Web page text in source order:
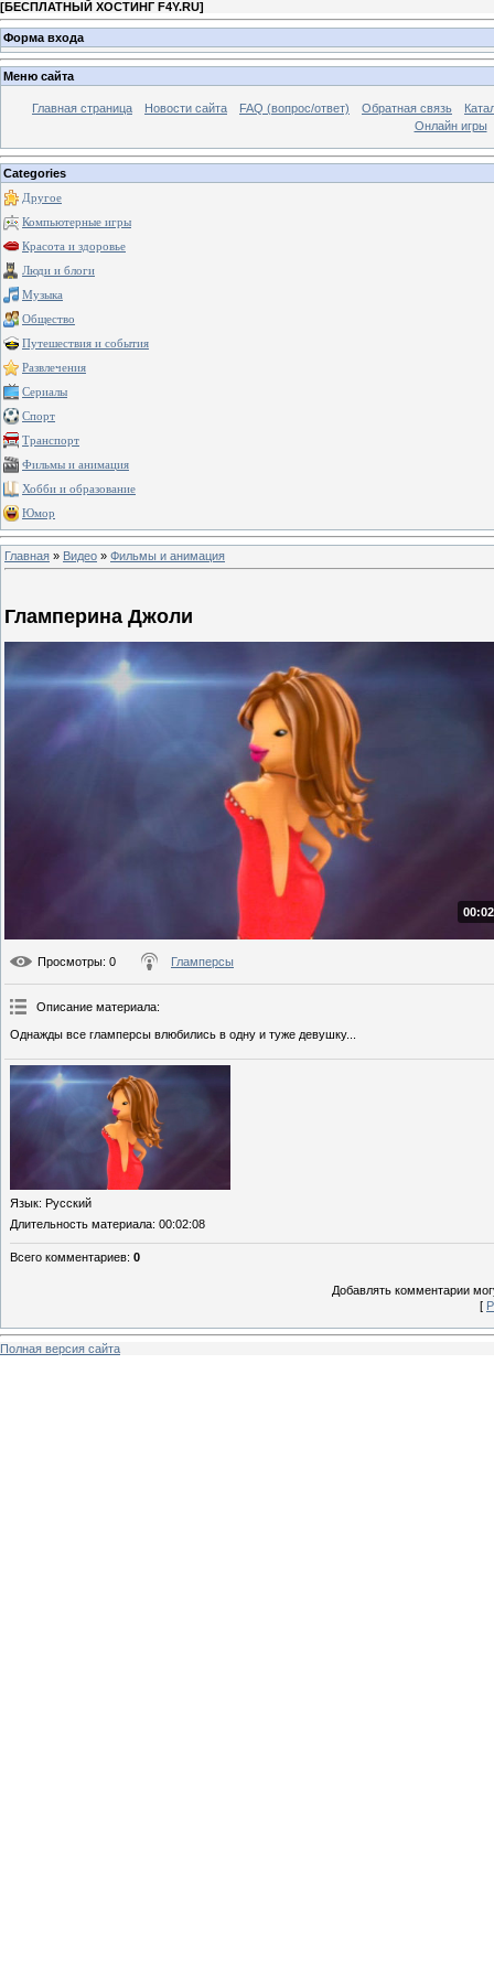
[БЕСПЛАТНЫЙ ХОСТИНГ F4Y.RU]
Форма входа
Меню сайта
Главная страница Новости сайта FAQ (вопрос/ответ) Обратная связь
Онлайн игры
Categories
Другое
Компьютерные игры
Красота и здоровье
Люди и блоги
Музыка
Общество
Путешествия и события
Развлечения
Сериалы
Спорт
Транспорт
Фильмы и анимация
Хобби и образование
Юмор
Главная » Видео » Фильмы и анимация
Гламперина Джоли
Просмотры: 0 Гламперсы
Описание материала:
Однажды все гламперсы влюбились в одну и туже девушку...
Язык: Русский
Длительность материала: 00:02:08
Всего комментариев: 0
Добавлять комментарии
[
Полная версия сайта